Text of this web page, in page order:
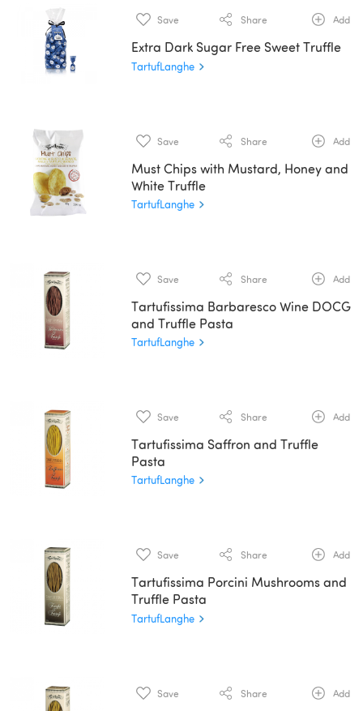
Save Share Add
Extra Dark Sugar Free Sweet Truffle
TartufLanghe
Save Share Add
Must Chips with Mustard, Honey and
White Truffle
TartufLanghe
Save Share Add
Tartufissima Barbaresco Wine DOCG
and Truffle Pasta
TartufLanghe
Save Share Add
Tartufissima Saffron and Truffle
Pasta
TartufLanghe
Save Share Add
Tartufissima Porcini Mushrooms and
Truffle Pasta
TartufLanghe
Save Share Add